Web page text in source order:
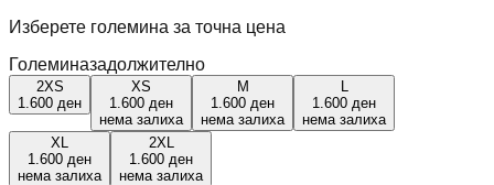
Изберете големина за точна цена
Големиназадолжително
2XS
1.600 ден
XS
1.600 ден
нема залиха
M
1.600 ден
нема залиха
1.600 ден
нема залиха
XL
1.600 ден
нема залиха
2XL
1.600 ден
нема залиха